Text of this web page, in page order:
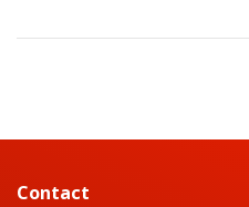
Contact